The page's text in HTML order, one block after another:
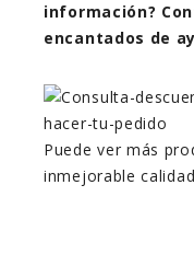
información?
encantados de
Puede ver más
inmejorable calidad